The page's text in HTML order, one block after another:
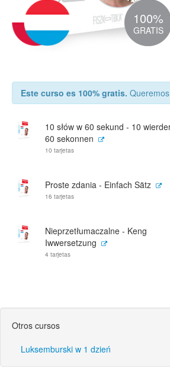
100%
GRATIS
Este curso es 100% gratis.
10 słów w 60 sekund - 10
60 sekonnen
10 tarjetas
Proste zdania - Einfach Sätz
16 tarjetas
Nieprzetłumaczalne - Keng
Iwwersetzung
4 tarjetas
Otros cursos
Luksemburski w 1 dzień